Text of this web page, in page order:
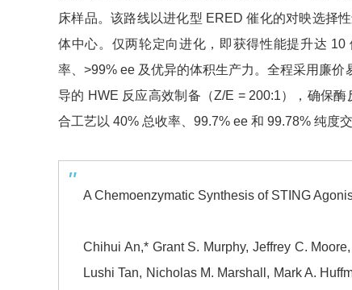
床样品。该路线以进化型 ERED 催化的对映选择
体中心。仅两轮定向进化，即获得性能提升达
率、>99% ee 及优异的体积生产力。全程采用廉
导的 HWE 反应高效制备（Z/E = 200:1），确保
合工艺以 40% 总收率、99.7% ee 和 99.78% 纯度
A Chemoenzymatic Synthesis of STING
Chihui An,* Grant S. Murphy, Jeffrey C.
Lushi Tan, Nicholas M. Marshall, Mark A.